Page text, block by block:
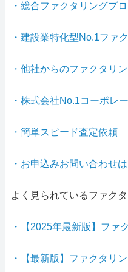
・総合ファクタリングプ
・建設業特化型No.1ファ
・他社からのファクタリ
・株式会社No.1コーポレ
・簡単スピード査定依頼
・お申込みお問い合わせ
よく見られているファク
・【2025年最新版】ファ
・【最新版】ファクタリ